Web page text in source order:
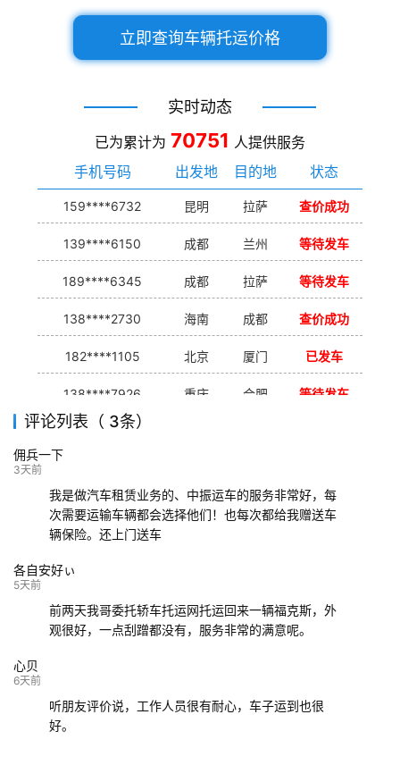
立即查询车辆托运价格
实时动态
已为累计为 70751 人提供服务
手机号码
出发地 目的地 状态
159****6732 昆明 拉萨 查价成功
139****6150 成都 兰州 等待发车
189****6345 成都 拉萨 等待发车
138****2730 海南 成都 查价成功
182****1105 北京 厦门 已发车
138****7926 重庆 合肥 等待发车
139****9233
评论列表（ 3条）
佣兵一下
3天前
我是做汽车租赁业务的、中振运车的服务非常好，每
次需要运输车辆都会选择他们！也每次都给我赠送车
辆保险。还上门送车
各自安好ぃ
5天前
前两天我哥委托轿车托运网托运回来一辆福克斯，外
观很好，一点刮蹭都没有，服务非常的满意呢。
心贝
6天前
听朋友评价说，工作人员很有耐心，车子运到也很
好。